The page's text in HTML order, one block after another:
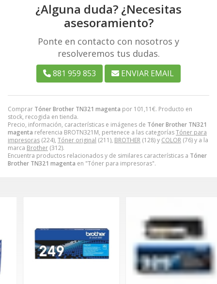
Comprar Tóner Brother TN321 magenta por 101,11€. Producto en
stock, recogida en tienda.
Precio, información, características e imágenes de Tóner Brother TN321
magenta referencia BROTN321M, pertenece a las categoríasTóner para
impresoras (224), Tóner original (211), BROTHER (128) y COLOR (76) y a la
marca Brother (312).
Encuentra productos relacionados y de similares características a Tóner
Brother TN321 magenta en "Tóner para impresoras".
¿Alguna duda? ¿Necesitas
asesoramiento?
Ponte en contacto con nosotros y
resolveremos tus dudas.
881 959 853 ENVIAR EMAIL